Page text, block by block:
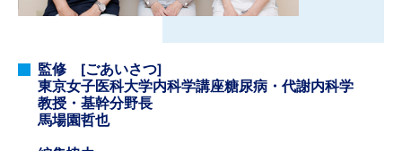
監修 [ごあいさつ]
東京女子医科大学内科学講座糖尿病・代謝内科学
教授・基幹分野長
馬場園哲也